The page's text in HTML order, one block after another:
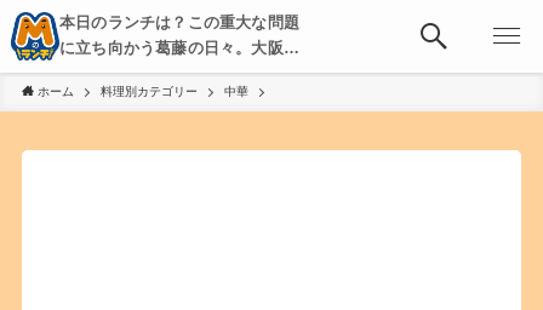
本日のランチは？この重大な問題
に立ち向かう葛藤の日々。大阪・
京都・神戸を中心とした食べ歩
き、飲み歩きを綴る。
ホーム 料理別カテゴリー 中華